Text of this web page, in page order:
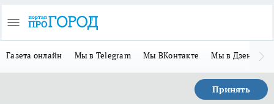
Газета онлайн Мы в Telegram Мы ВКонтакте Мы в Дзене
Принять